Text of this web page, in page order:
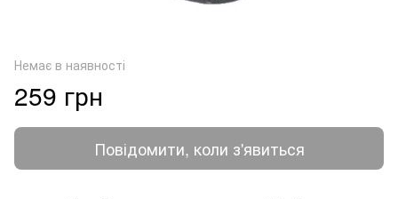
Немає в наявності
259 грн
Повідомити, коли з'явиться